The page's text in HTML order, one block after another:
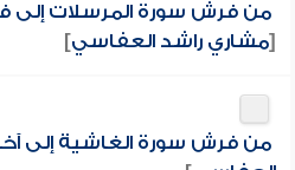
من فرش سورة المرسلات إلى
[مشاري راشد العفاسي]
من فرش سورة الغاشية إلى آخر